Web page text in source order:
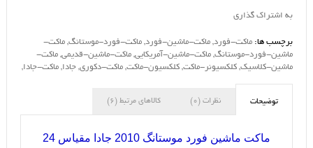
به اشتراک گذاری
برچسب ها: ماکت-فورد, ماکت-ماشین-فورد, ماکت-فورد-موستانگ, ماکت-
ماشین-فورد-موستانگ, ماکت-ماشین-آمریکایی, ماکت-ماشین-قدیمی, ماکت-
ماشین-کلاسیک, کلکسیونر-ماکت, کلکسیون-ماکت, ماکت-دکوری, جادا, ماکت-جادا,
توضیحات نظرات (0) کالاهای مرتبط (6)
ماکت ماشین فورد موستانگ 2010 جادا مقیاس 24